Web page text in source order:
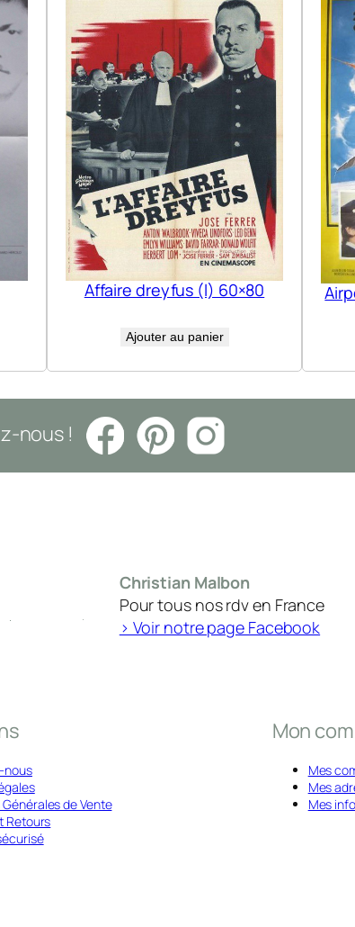
Affaire dreyfus (l) 60×80
Ajouter au panier
nous !
Christian Malbon
Pour tous nos rdv en France
> Voir notre page Facebook
nous
de Vente
Retours
Mon
Mes
Mes
Mes